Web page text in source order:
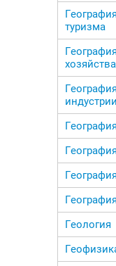
туризма
хозяйства
индустрии
Геология